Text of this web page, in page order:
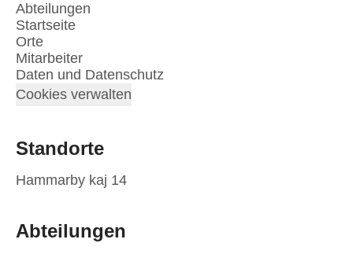
Abteilungen
Startseite
Orte
Mitarbeiter
Daten und Datenschutz
Cookies verwalten
Standorte
Hammarby kaj 14
Abteilungen